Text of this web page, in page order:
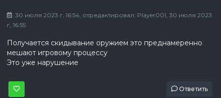
30 июля 2023 г, 16:54, отредактировал: Player001, 30 июля 2023
г, 16:55
Получается скидывание оружием это преднамеренно
мешают игровому процессу
Это уже нарушение
Ответить